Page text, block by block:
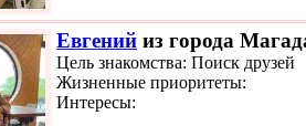
Евгений из города
Цель знакомства: Поиск друзей
Жизненные приоритеты:
Интересы: